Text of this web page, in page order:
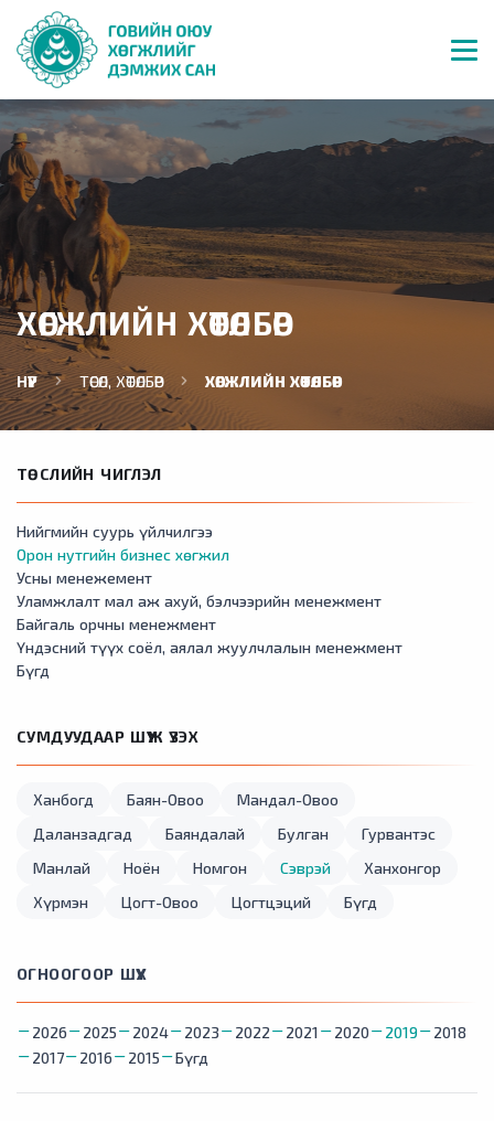
ХӨГЖЛИЙН ХӨТӨЛБӨР
НҮҮР ТӨСӨЛ, ХӨТӨЛБӨР ХӨГЖЛИЙН ХӨТӨЛБӨР
ТӨСЛИЙН ЧИГЛЭЛ
Нийгмийн суурь үйлчилгээ
Орон нутгийн бизнес хөгжил
Усны менежемент
Уламжлалт мал аж ахуй, бэлчээрийн менежмент
Байгаль орчны менежмент
Үндэсний түүх соёл, аялал жуулчлалын менежмент
Бүгд
СУМДУУДААР ШҮҮЖ ҮЗЭХ
Ханбогд Баян-Овоо
Мандал-Овоо
Даланзадгад
Баяндалай Булган
Гурвантэс
Манлай
Ноён Номгон Сэврэй
Ханхонгор
Хүрмэн
Цогт-Овоо Цогтцэций Бүгд
ОГНООГООР ШҮҮХ
2026 2025 2024 2023 2022 2021 2020 2019
2018
2017
2016 2015 Бүгд